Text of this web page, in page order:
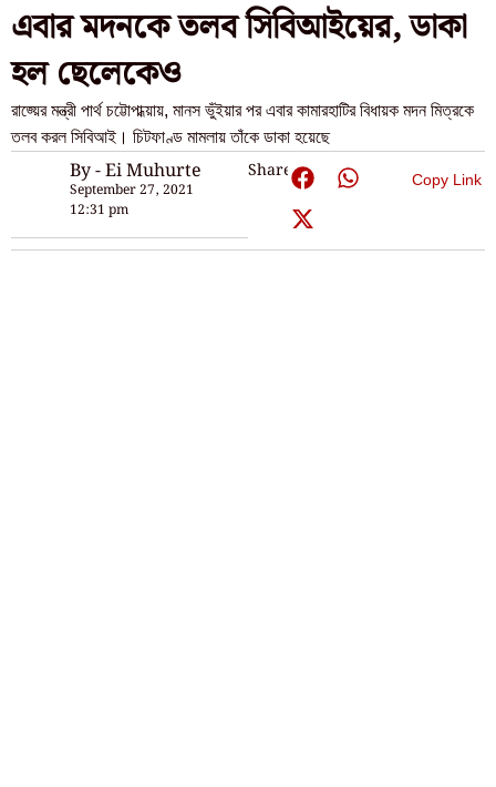
এবার মদনকে তলব সিবিআইয়ের, ডাকা
হল ছেলেকেও
রাজ্য়ের মন্ত্রী পার্থ চট্টোপাধ্য়ায়, মানস ভুঁইয়ার পর এবার কামারহাটির বিধায়ক মদন মিত্রকে
তলব করল সিবিআই। চিটফাণ্ড মামলায় তাঁকে ডাকা হয়েছে
By - Ei Muhurte
September 27, 2021
12:31 pm
Share: Copy Link